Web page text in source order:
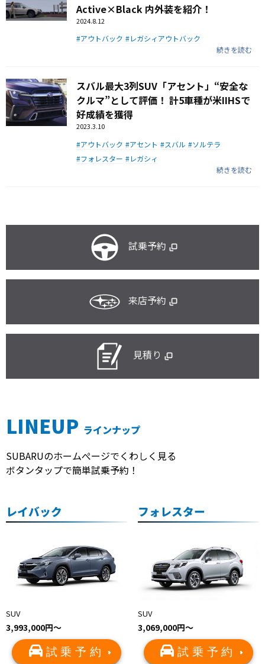
Active×Black 内外装を紹介！
2024.8.12
アウトバック
レガシィアウトバック
続きを読む
スバル最大3列SUV「アセント」“安全な
クルマ”として評価！ 計5車種が米IIHSで
好成績を獲得
2023.3.10
アウトバック アセント スバル
ソルテラ
フォレスター
レガシィ
続きを読む
試乗予約
来店予約
見積り
LINEUP ラインナップ
SUBARUのホームぺージでくわしく見る
ボタンタップで簡単試乗予約！
レイバック
SUV
3,993,000円〜
試乗予約
フォレスター
SUV
3,069,000円〜
試乗予約